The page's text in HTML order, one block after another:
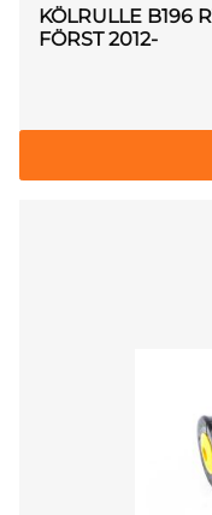
KÖLRULLE B196
FÖRST 2012-